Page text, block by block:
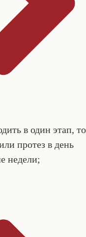
в один этап, то
протез в день
недели;